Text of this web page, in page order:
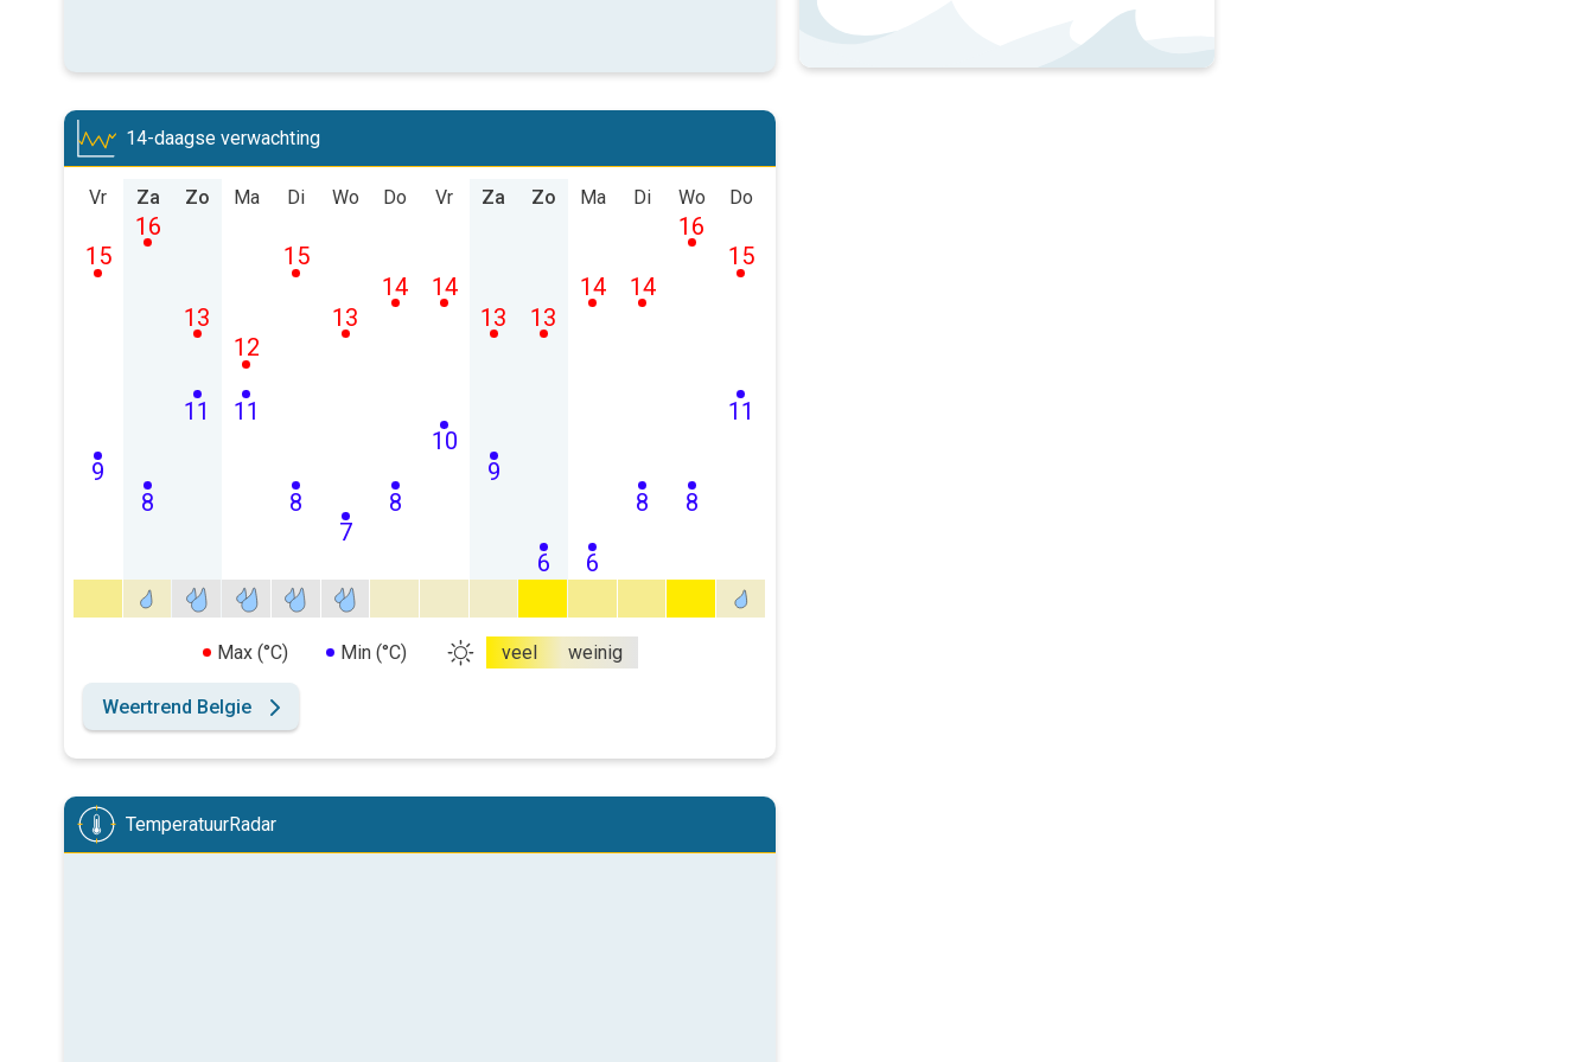
14-daagse verwachting
Vr
9
15
Za
8
16
Zo
11
13
Ma
11
12
Di
8
15
Wo
7
13
Do
8
14
Vr
10
14
Za
9
13
Zo
6
13
Ma
6
14
Di
8
14
Wo
8
16
Do
11
15
Max (°C) Min (°C) veel weinig
Weertrend Belgie
TemperatuurRadar